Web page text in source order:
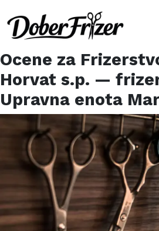
Ocene za
Horvat s.p. —
Upravna enota